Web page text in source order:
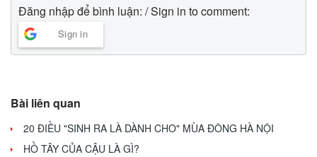
Đăng nhập để bình luận: / Sign in to comment:
Sign in
Bài liên quan
20 ĐIỀU "SINH RA LÀ DÀNH CHO" MÙA ĐÔNG HÀ NỘI
HỒ TÂY CỦA CẬU LÀ GÌ?